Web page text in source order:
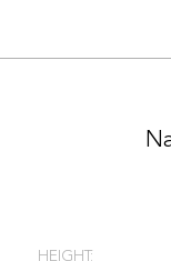
HEIGHT: